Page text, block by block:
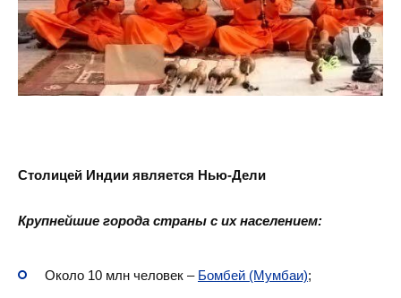
Столицей Индии является Нью-Дели
Крупнейшие города страны с их населением:
Около 10 млн человек – Бомбей (Мумбаи);